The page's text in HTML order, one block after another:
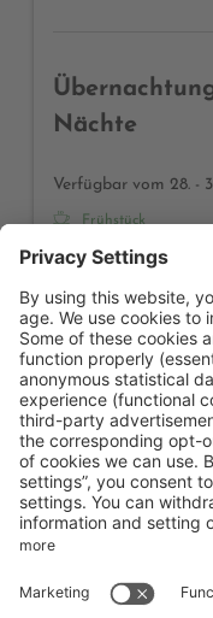
Nächte
Verfügbar vom 28. -
Frühstück
Alle
Golfplatzstraße 1